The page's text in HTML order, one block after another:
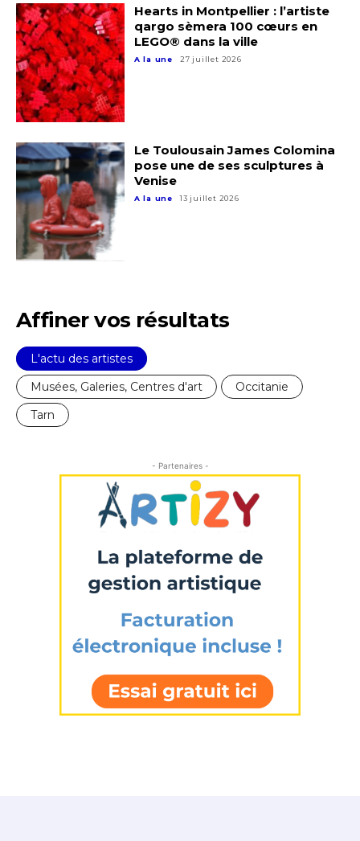
J'accepte lestermes et conditions
* Champ obligatoire
Hearts in Montpellier : l’artiste
qargo sèmera 100 cœurs en
LEGO® dans la ville
A la une 27 juillet 2026
Le Toulousain James Colomina
pose une de ses sculptures à
Venise
A la une 13 juillet 2026
Affiner vos résultats
L'actu des artistes
Musées, Galeries, Centres d'art
Occitanie
Tarn
- Partenaires -